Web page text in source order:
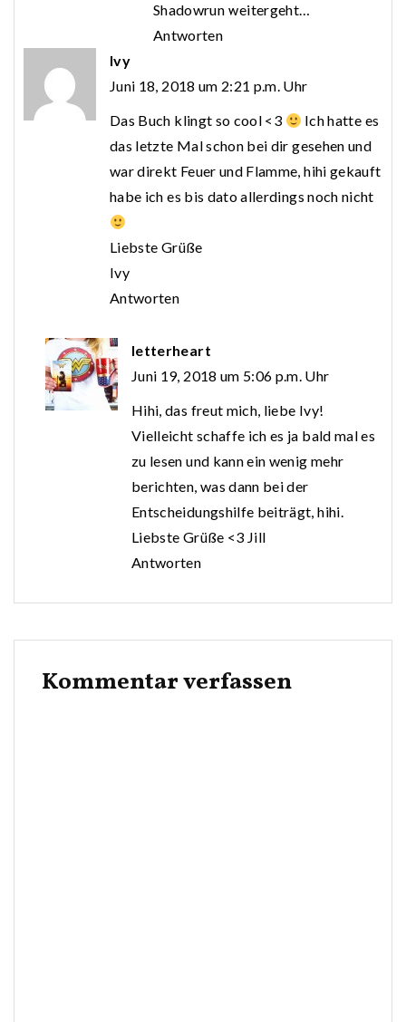
Shadowrun weitergeht…
Antworten
Ivy
Juni 18, 2018 um 2:21 p.m. Uhr
Das Buch klingt so cool <3
Ich hatte es
das letzte Mal schon bei dir gesehen und
war direkt Feuer und Flamme, hihi gekauft
habe ich es bis dato allerdings noch nicht
Liebste Grüße
Ivy
Antworten
letterheart
Juni 19, 2018 um 5:06 p.m. Uhr
Hihi, das freut mich, liebe Ivy!
Vielleicht schaffe ich es ja bald mal es
zu lesen und kann ein wenig mehr
berichten, was dann bei der
Entscheidungshilfe beiträgt, hihi.
Liebste Grüße <3 Jill
Antworten
Kommentar verfassen